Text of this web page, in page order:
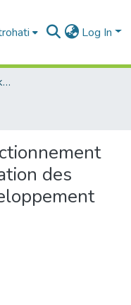
Log In
Université Chouaib Eddoukali - El Jadida
des